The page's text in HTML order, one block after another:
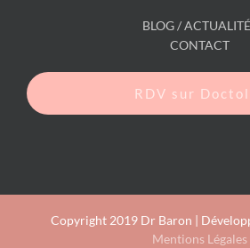
BLOG /
CONTACT
RDV sur
Copyright 2019 Dr Baron |
Mentions Légales